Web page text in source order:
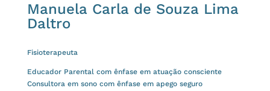
Manuela Carla de Souza Lima
Daltro
Fisioterapeuta
Educador Parental com ênfase em atuação consciente
Consultora em sono com ênfase em apego seguro